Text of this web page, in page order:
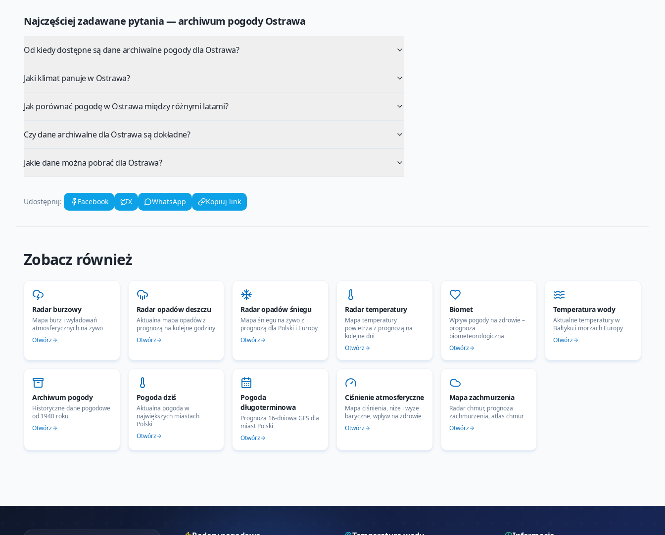
Najczęściej zadawane pytania — archiwum pogodyOstrawa
Od kiedy dostępne są dane archiwalne pogody dla Ostrawa?
Jaki klimat panuje w Ostrawa?
Jak porównać pogodę w Ostrawa między różnymi latami?
Czy dane archiwalne dla Ostrawa są dokładne?
Jakie dane można pobrać dla Ostrawa?
Udostępnij: Facebook X WhatsApp Kopiuj link
Zobacz również
Radar burzowy
Mapa burz i wyładowań
atmosferycznych na żywo
Otwórz
Radar opadów deszczu
Aktualna mapa opadów z
prognozą na kolejne godziny
Otwórz
Radar opadów śniegu
Mapa śniegu na żywo z
prognozą dla Polski i Europy
Otwórz
Radar temperatury
Mapa temperatury
powietrza z prognozą na
kolejne dni
Otwórz
Biomet
Wpływ pogody na zdrowie –
prognoza
biometeorologiczna
Otwórz
Temperatura wody
Aktualne temperatury w
Bałtyku i morzach Europy
Otwórz
Archiwum pogody
Historyczne dane pogodowe
od 1940 roku
Otwórz
Pogoda dziś
Aktualna pogoda w
największych miastach
Polski
Otwórz
Pogoda
długoterminowa
Prognoza 16-dniowa GFS dla
miast Polski
Otwórz
Ciśnienie atmosferyczne
Mapa ciśnienia, niże i wyże
baryczne, wpływ na zdrowie
Otwórz
Mapa zachmurzenia
Radar chmur, prognoza
zachmurzenia, atlas chmur
Otwórz